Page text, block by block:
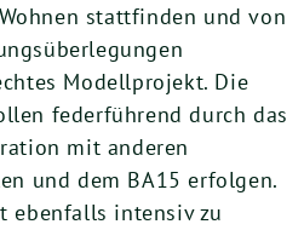
stattfinden und von
Modellprojekt. Die
federführend durch das
mit anderen
und dem BA15 erfolgen.
ebenfalls intensiv zu